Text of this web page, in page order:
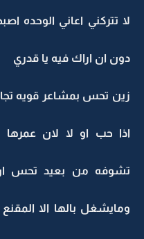
لا تتركني اعاني الوحده
دون ان اراك فيه يا قدري
زين تحس بمشاعر قويه
اذا حب او لا لان عمرها
تشوفه من بعيد تحس
ومايشغل بالها الا